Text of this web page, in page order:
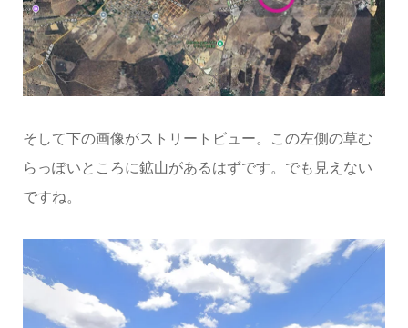
そして下の画像がストリートビュー。この左側の草む
らっぽいところに鉱山があるはずです。でも見えない
ですね。